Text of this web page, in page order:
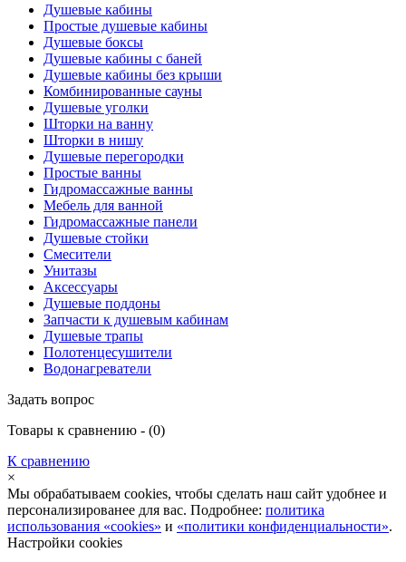
Душевые кабины
Простые душевые кабины
Душевые боксы
Душевые кабины с баней
Душевые кабины без крыши
Комбинированные сауны
Душевые уголки
Шторки на ванну
Шторки в нишу
Душевые перегородки
Простые ванны
Гидромассажные ванны
Мебель для ванной
Гидромассажные панели
Душевые стойки
Смесители
Унитазы
Аксессуары
Душевые поддоны
Запчасти к душевым кабинам
Душевые трапы
Полотенцесушители
Водонагреватели
Задать вопрос
Товары к сравнению - (0)
К сравнению
×
Мы обрабатываем cookies, чтобы сделать наш сайт удобнее и
персонализированее для вас. Подробнее: политика
использования «cookies» и «политики конфиденциальности».
Настройки cookies